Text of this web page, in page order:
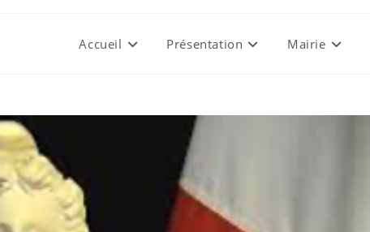
Accueil Présentation Mairie